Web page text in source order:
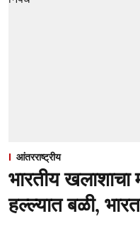
आंतरराष्ट्रीय
भारतीय खलाशाचा
हल्ल्यात बळी,